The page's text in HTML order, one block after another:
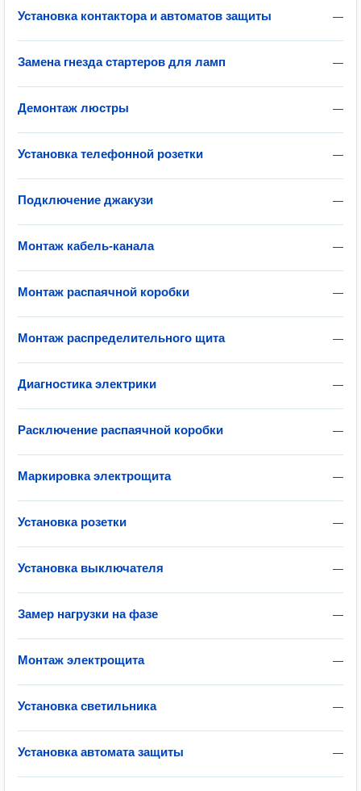
—
Установка контактора и автоматов защиты
—
Замена гнезда стартеров для ламп
—
Демонтаж люстры
—
Установка телефонной розетки
—
Подключение джакузи
—
Монтаж кабель-канала
—
Монтаж распаячной коробки
—
Монтаж распределительного щита
—
Диагностика электрики
—
Расключение распаячной коробки
—
Маркировка электрощита
—
Установка розетки
—
Установка выключателя
—
Замер нагрузки на фазе
—
Монтаж электрощита
—
Установка светильника
—
Установка автомата защиты